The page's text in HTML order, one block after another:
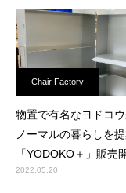
Chair Factory
物置で有名なヨドコ
ノーマルの暮らしを
「YODOKO＋」販売
2022.05.20